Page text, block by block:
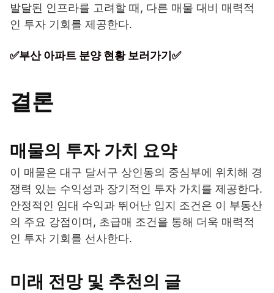
발달된 인프라를 고려할 때, 다른 매물 대비 매력적
인 투자 기회를 제공한다.
✅부산 아파트 분양 현황 보러가기✅
결론
매물의 투자 가치 요약
이 매물은 대구 달서구 상인동의 중심부에 위치해 경
쟁력 있는 수익성과 장기적인 투자 가치를 제공한다.
안정적인 임대 수익과 뛰어난 입지 조건은 이 부동산
의 주요 강점이며, 초급매 조건을 통해 더욱 매력적
인 투자 기회를 선사한다.
미래 전망 및 추천의 글